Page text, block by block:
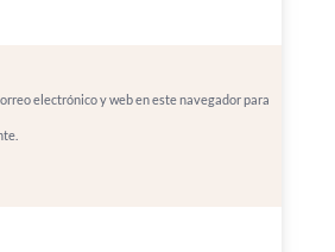
electrónico y web en este navegador para